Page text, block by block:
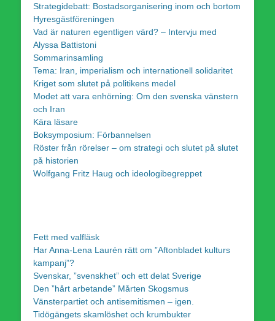
Strategidebatt: Bostadsorganisering inom och bortom
Hyresgästföreningen
Vad är naturen egentligen värd? – Intervju med
Alyssa Battistoni
Sommarinsamling
Tema: Iran, imperialism och internationell solidaritet
Kriget som slutet på politikens medel
Modet att vara enhörning: Om den svenska vänstern
och Iran
Kära läsare
Boksymposium: Förbannelsen
Röster från rörelser – om strategi och slutet på slutet
på historien
Wolfgang Fritz Haug och ideologibegreppet
Fett med valfläsk
Har Anna-Lena Laurén rätt om ”Aftonbladet kulturs
kampanj”?
Svenskar, ”svenskhet” och ett delat Sverige
Den ”hårt arbetande” Mårten Skogsmus
Vänsterpartiet och antisemitismen – igen.
Tidögängets skamlöshet och krumbukter